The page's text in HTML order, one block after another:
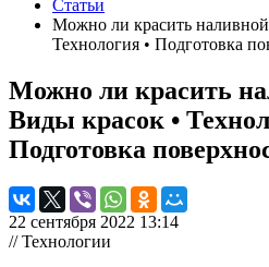
Статьи
Можно ли красить
Технология • Подготовка
Можно ли красить
Виды красок •
Подготовка
22 сентября 2022 13:14
// Технологии